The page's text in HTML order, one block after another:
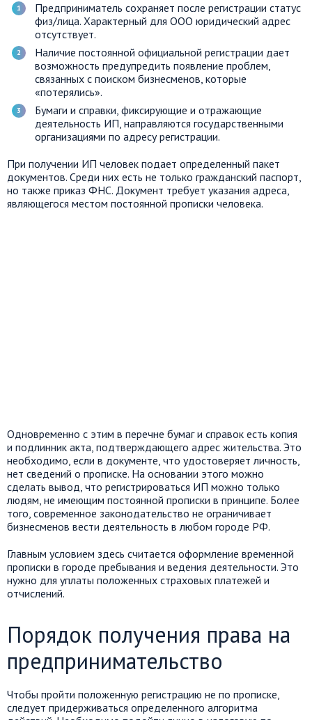
Предприниматель сохраняет после регистрации статус
физ/лица. Характерный для ООО юридический адрес
отсутствует.
Наличие постоянной официальной регистрации дает
возможность предупредить появление проблем,
связанных с поиском бизнесменов, которые
«потерялись».
Бумаги и справки, фиксирующие и отражающие
деятельность ИП, направляются государственными
организациями по адресу регистрации.
При получении ИП человек подает определенный пакет
документов. Среди них есть не только гражданский паспорт,
но также приказ ФНС. Документ требует указания адреса,
являющегося местом постоянной прописки человека.
Одновременно с этим в перечне бумаг и справок есть копия
и подлинник акта, подтверждающего адрес жительства. Это
необходимо, если в документе, что удостоверяет личность,
нет сведений о прописке. На основании этого можно
сделать вывод, что регистрироваться ИП можно только
людям, не имеющим постоянной прописки в принципе. Более
того, современное законодательство не ограничивает
бизнесменов вести деятельность в любом городе РФ.
Главным условием здесь считается оформление временной
прописки в городе пребывания и ведения деятельности. Это
нужно для уплаты положенных страховых платежей и
отчислений.
Порядок получения права на
предпринимательство
Чтобы пройти положенную регистрацию не по прописке,
следует придерживаться определенного алгоритма